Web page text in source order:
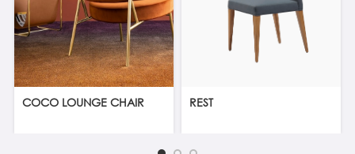
COCO LOUNGE CHAIR REST